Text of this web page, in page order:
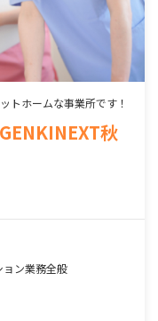
トホームな事業所です！
秋
ョン業務全般